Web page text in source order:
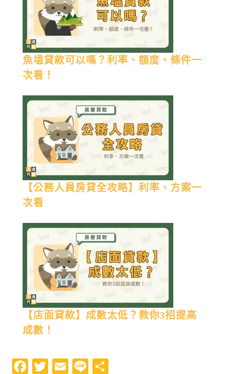
魚塭貸款可以嗎？利率、額度、條件一
次看！
【公務人員房貸全攻略】利率、方案一
次看
【店面貸款】成數太低？教你3招提高
成數！
Facebook
Twitter
EmailLine